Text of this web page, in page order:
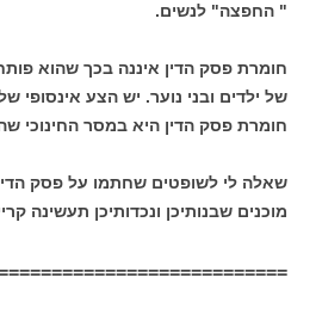
" החפצה" לנשים.
חומרת פסק הדין איננה בכך שהוא
של ילדים ובני נוער. יש הצע אינסופי
חומרת פסק הדין היא במסר החינוכי
שאלה לי לשופטים שחתמו על פסק
מוכנים שבנותיכן ונכדותיכן תעשינה